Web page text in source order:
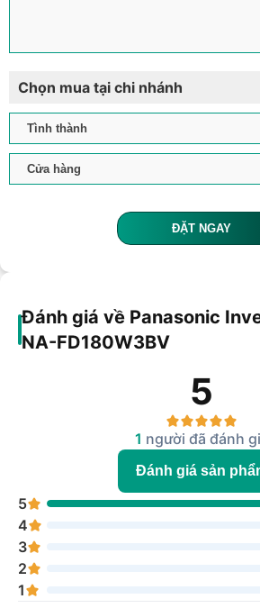
Chọn mua tại chi nhánh
ĐẶT NGAY
Đánh giá về Panasonic
NA-FD180W3BV
5
1 người đã đánh
Đánh giá sản
5
4
3
2
1